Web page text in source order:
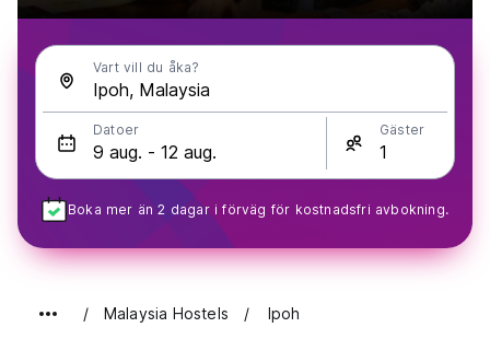
Vart vill du åka?
Datoer Gäster
Boka mer än 2 dagar i förväg för kostnadsfri avbokning.
Malaysia Hostels Ipoh